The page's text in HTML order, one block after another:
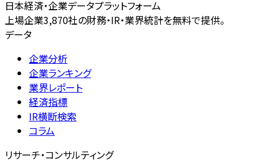
日本経済・企業データプラットフォーム
上場企業3,870社の財務・IR・業界統計を無料で提供。
データ
企業分析
企業ランキング
業界レポート
経済指標
IR横断検索
コラム
リサーチ・コンサルティング